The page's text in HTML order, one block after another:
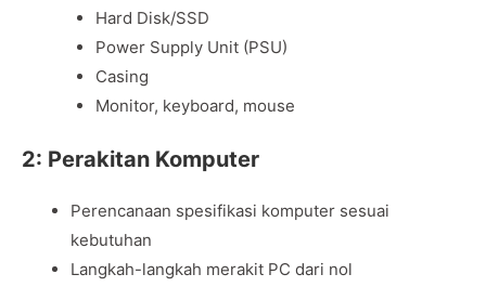
Hard Disk/SSD
Power Supply Unit (PSU)
Casing
Monitor, keyboard, mouse
2: Perakitan Komputer
Perencanaan spesifikasi komputer sesuai
kebutuhan
Langkah-langkah merakit PC dari nol